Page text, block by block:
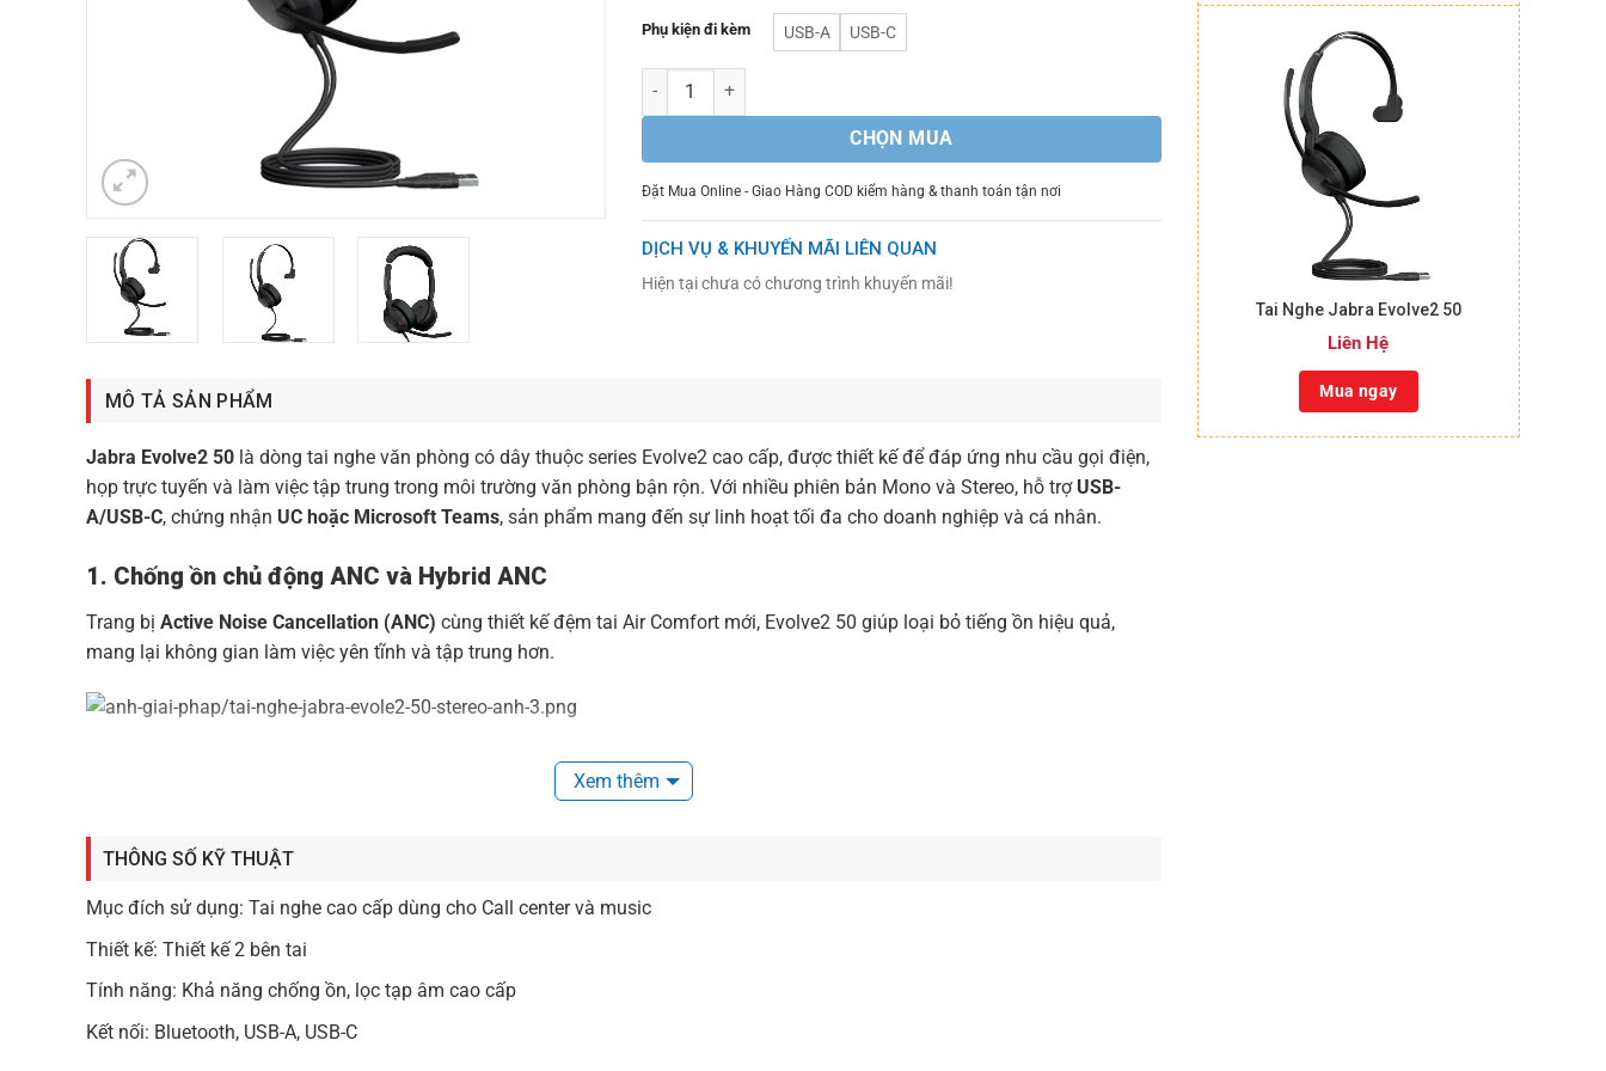
Tai Nghe Jabra Evolve2 50
Liên Hệ
Mua ngay
Phụ kiện đi kèm USB-A USB-C
Số lượng
CHỌN MUA
Đặt Mua Online - Giao Hàng COD kiểm hàng & thanh toán tận nơi
DỊCH VỤ & KHUYẾN MÃI LIÊN QUAN
Hiện tại chưa có chương trình khuyến mãi!
MÔ TẢ SẢN PHẨM
Jabra Evolve2 50 là dòng tai nghe văn phòng có dây thuộc series Evolve2 cao cấp, được thiết kế để đáp ứng nhu cầu gọi điện,
họp trực tuyến và làm việc tập trung trong môi trường văn phòng bận rộn. Với nhiều phiên bản Mono và Stereo, hỗ trợ USB-
A/USB-C, chứng nhận UC hoặc Microsoft Teams, sản phẩm mang đến sự linh hoạt tối đa cho doanh nghiệp và cá nhân.
1. Chống ồn chủ động ANC và Hybrid ANC
Trang bịActive Noise Cancellation (ANC) cùng thiết kế đệm tai Air Comfort mới, Evolve2 50 giúp loại bỏ tiếng ồn hiệu quả,
mang lại không gian làm việc yên tĩnh và tập trung hơn.
Điều này đảm bảo các cuộc họp trực tuyến và gọi điện luôn mượt mà, chuyên nghiệp.
3. Âm thanh chất lượng cao
Sử dụngloa 28mm kết hợp chipset âm thanh tiên tiến, tai nghe mang lại âm thanh rõ nét cho cả giọng nói lẫn nhạc, phù hợp
cho công việc và giải trí.
Xem thêm
THÔNG SỐ KỸ THUẬT
Mục đích sử dụng: Tai nghe cao cấp dùng cho Call center và music
Thiết kế: Thiết kế 2 bên tai
Tính năng: Khả năng chống ồn, lọc tạp âm cao cấp
Kết nối: Bluetooth, USB-A, USB-C